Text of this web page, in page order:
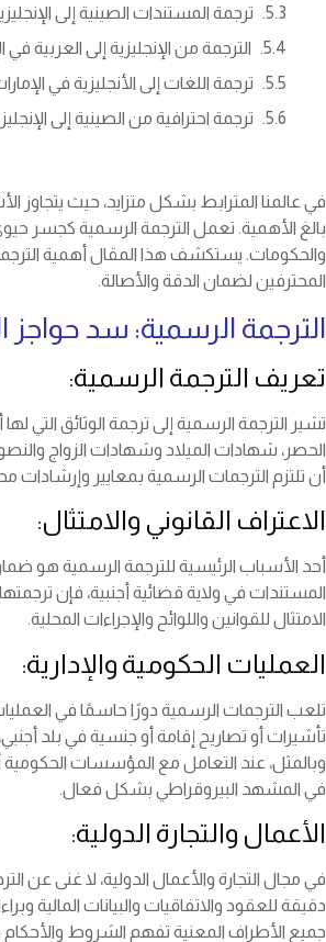
ترجمة المستندات الصينية إلى
الترجمة من الإنجليزية إلى العربية في
ترجمة اللغات إلى الأنجليزية في
ترجمة احترافية من الصينية إلى
في عالمنا المترابط بشكل متزايد، حيث يتجاوز
بالغ الأهمية. تعمل الترجمة الرسمية كجسر
والحكومات. يستكشف هذا المقال أهمية
المحترفين لضمان الدقة والأصالة.
الترجمة الرسمية: سد حواجز
تعريف الترجمة الرسمية:
تشير الترجمة الرسمية إلى ترجمة الوثائق
الحصر، شهادات الميلاد وشهادات الزواج
أن تلتزم الترجمات الرسمية بمعايير وإرشادات
الاعتراف القانوني والامتثال:
أحد الأسباب الرئيسية للترجمة الرسمية هو ضمان
المستندات في ولاية قضائية أجنبية، فإن
الامتثال للقوانين واللوائح والإجراءات المحلية.
العمليات الحكومية والإدارية:
تلعب الترجمات الرسمية دورًا حاسمًا في
تأشيرات أو تصاريح إقامة أو جنسية في بلد
وبالمثل، عند التعامل مع المؤسسات الحكومية
في المشهد البيروقراطي بشكل فعال.
الأعمال والتجارة الدولية:
في مجال التجارة والأعمال الدولية، لا غنى عن
دقيقة للعقود والاتفاقيات والبيانات المالية
جميع الأطراف المعنية تفهم الشروط والأحكام